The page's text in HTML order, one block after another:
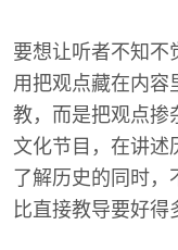
要想让听者不知不
用把观点藏在内容
教，而是把观点掺
文化节目，在讲述
了解历史的同时
比直接教导要好得